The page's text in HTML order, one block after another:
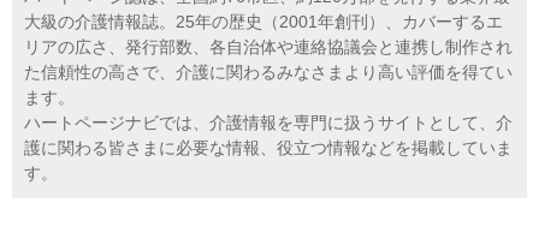
大級の介護情報誌。25年の歴史（2001年創刊）、カバーするエ
リアの広さ、発行部数、各自治体や連絡協議会と連携し制作され
た信頼性の高さで、介護に関わるみなさまより高い評価を得てい
ます。
ハートページナビでは、介護情報を専門に扱うサイトとして、介
護に関わる皆さまに必要な情報、役立つ情報などを掲載していま
す。